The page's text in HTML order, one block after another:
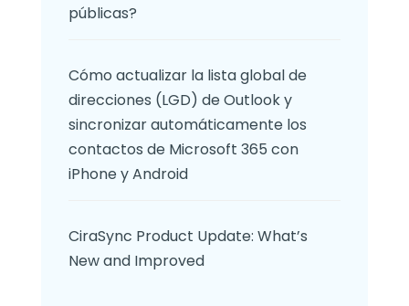
públicas?
Cómo actualizar la lista global de
direcciones (LGD) de Outlook y
sincronizar automáticamente los
contactos de Microsoft 365 con
iPhone y Android
CiraSync Product Update: What’s
New and Improved